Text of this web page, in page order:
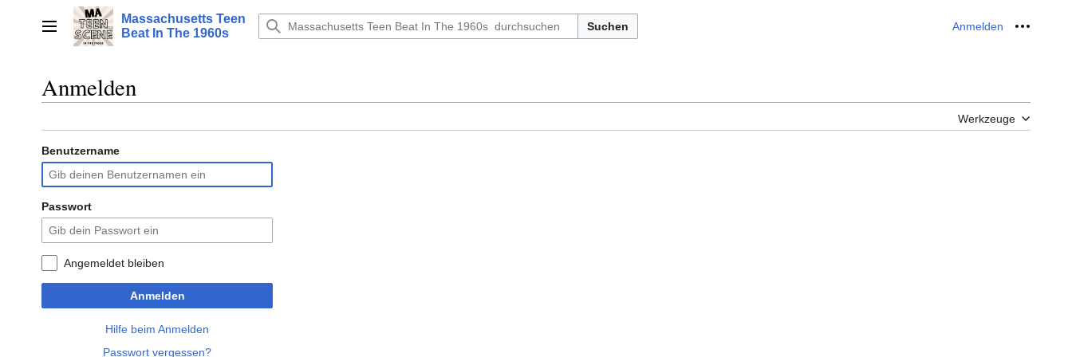
springenHauptmenü
Massachusetts Teen
Beat In The 1960s
Suchen Anmelden Meine
Anmelden
Werkzeuge
Benutzername
Passwort
Angemeldet bleiben
Anmelden
Hilfe beim Anmelden
Passwort vergessen?